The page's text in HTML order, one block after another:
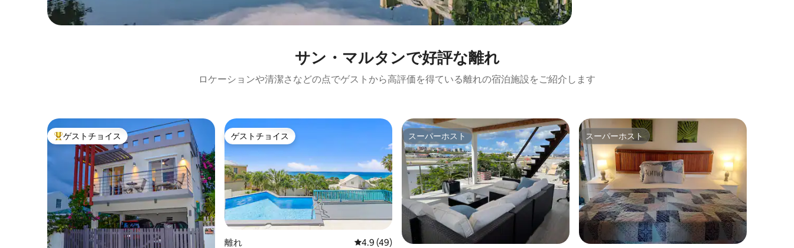
サン・マルタンで好評な離れ
ロケーションや清潔さなどの点でゲストから高評価を得ている離れの宿泊施設をご紹介します
大好評のゲストチョイスです。
ゲストチョイス ゲストチョイス
ゲストチョイス
離れ レビュー49件、5つ星中4.9つ星の平均評価
4.9 (49)
スーパーホスト
スーパーホスト スーパーホスト
スーパーホスト